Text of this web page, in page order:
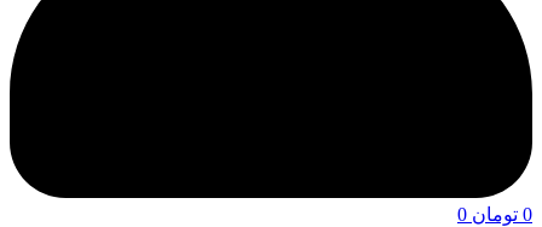
0 تومان 0